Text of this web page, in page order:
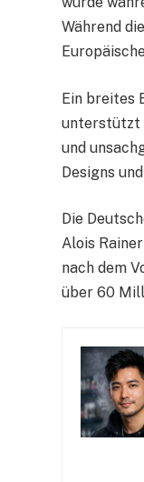
Während
Ein breites
unterstützt
und
Designs
Die
Alois
nach dem
über 60